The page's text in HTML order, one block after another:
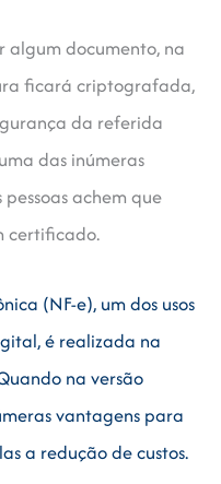
algum documento, na
ficará criptografada,
da referida
das inúmeras
achem que
certificado.
(NF-e), um dos usos
é realizada na
na versão
vantagens para
a redução de custos.